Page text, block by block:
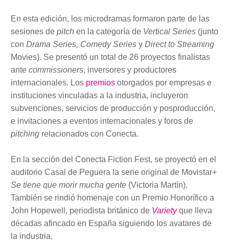
En esta edición, los microdramas formaron parte de las
sesiones de pitch en la categoría de Vertical Series (junto
con Drama Series, Comedy Series y Direct to Streaming
Movies). Se presentó un total de 26 proyectos finalistas
ante commissioners, inversores y productores
internacionales. Los premios otorgados por empresas e
instituciones vinculadas a la industria, incluyeron
subvenciones, servicios de producción y posproducción,
e invitaciones a eventos internacionales y foros de
pitching relacionados con Conecta.
En la sección del Conecta Fiction Fest, se proyectó en el
auditorio Casal de Peguera la serie original de Movistar+
Se tiene que morir mucha gente (Victoria Martín).
También se rindió homenaje con un Premio Honorífico a
John Hopewell, periodista británico de Varietyque lleva
décadas afincado en España siguiendo los avatares de
la industria.